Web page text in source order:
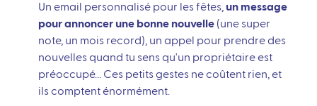
Un email personnalisé pour les fêtes, un message
pour annoncer une bonne nouvelle (une super
note, un mois record), un appel pour prendre des
nouvelles quand tu sens qu'un propriétaire est
préoccupé... Ces petits gestes ne coûtent rien, et
ils comptent énormément.